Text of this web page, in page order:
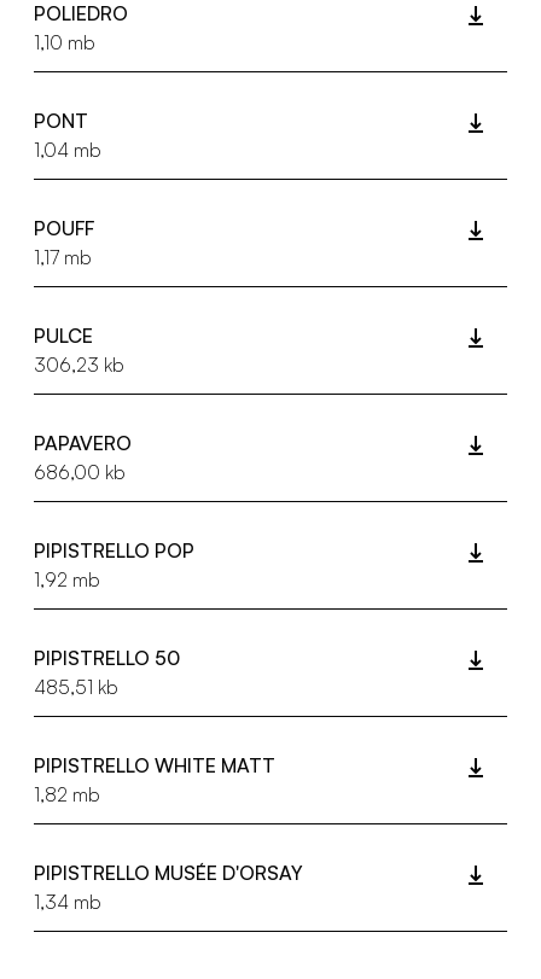
POLIEDRO
1,10 mb
PONT
1,04 mb
POUFF
1,17 mb
PULCE
306,23 kb
PAPAVERO
686,00 kb
PIPISTRELLO POP
1,92 mb
PIPISTRELLO 50
485,51 kb
PIPISTRELLO WHITE MATT
1,82 mb
PIPISTRELLO MUSÉE D'ORSAY
1,34 mb